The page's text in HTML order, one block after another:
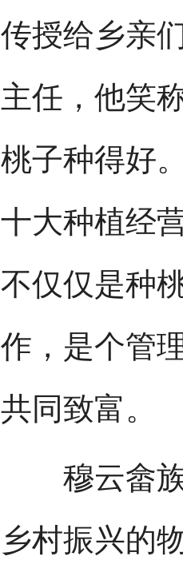
传授给乡亲
主任，他笑
桃子种得好
十大种植经
不仅仅是种
作，是个管
共同致富。
穆云畲族
乡村振兴的